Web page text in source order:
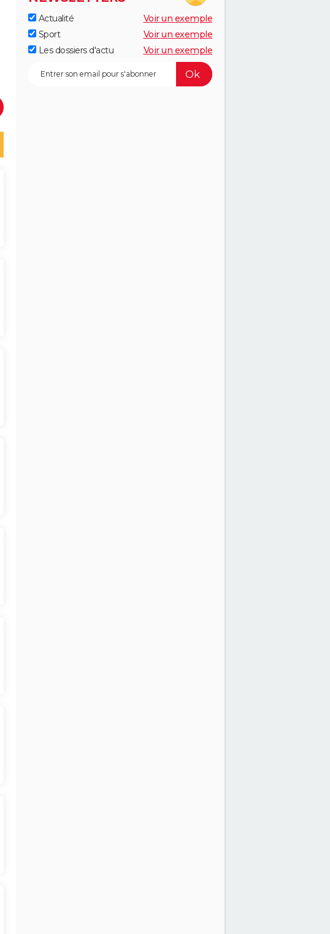
Actualité
Voir un exemple
Sport
Voir un exemple
Les dossiers d'actu
Voir un exemple